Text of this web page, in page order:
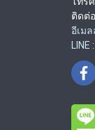
ติดต่
อีเมล